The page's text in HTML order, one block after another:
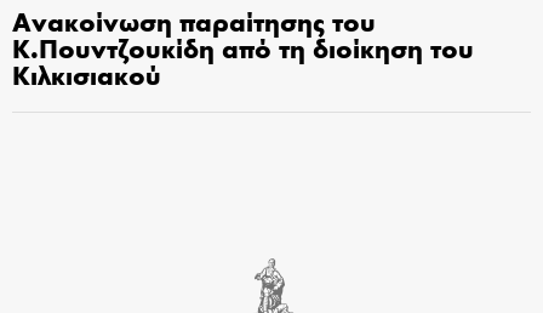
Ανακοίνωση παραίτησης του
Κ.Πουντζουκίδη από τη διοίκηση του
Κιλκισιακού